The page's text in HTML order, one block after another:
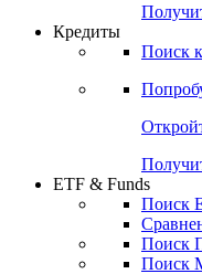
Кредиты
Поиск
ETF & Funds
Поиск
Поиск
Поиск